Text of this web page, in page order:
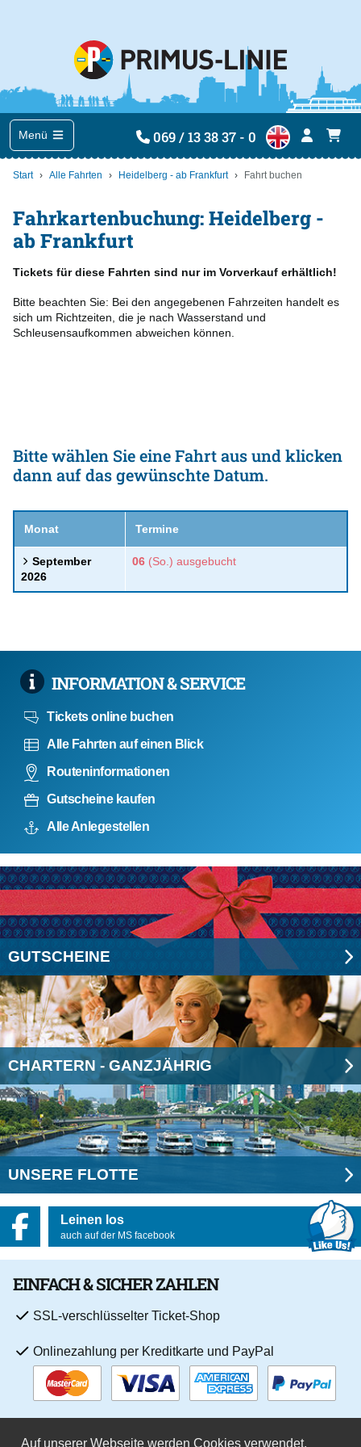
Menü 069 / 13 38 37 - 0
Start Alle Fahrten Heidelberg - ab Frankfurt Fahrt buchen
Fahrkartenbuchung: Heidelberg -
ab Frankfurt
Tickets für diese Fahrten sind nur im Vorverkauf erhältlich!
Bitte beachten Sie: Bei den angegebenen Fahrzeiten handelt es
sich um Richtzeiten, die je nach Wasserstand und
Schleusensaufkommen abweichen können.
Bitte wählen Sie eine Fahrt aus und klicken
dann auf das gewünschte Datum.
Monat Termine
September
2026
06 (So.) ausgebucht
INFORMATION & SERVICE
Tickets online buchen
Alle Fahrten auf einen Blick
Routeninformationen
Gutscheine kaufen
Alle Anlegestellen
GUTSCHEINE
CHARTERN - GANZJÄHRIG
UNSERE FLOTTE
Leinen los
auch auf der MS facebook
EINFACH & SICHER ZAHLEN
SSL-verschlüsselter Ticket-Shop
Onlinezahlung per Kreditkarte und PayPal
Auf unserer Webseite werden Cookies verwendet.